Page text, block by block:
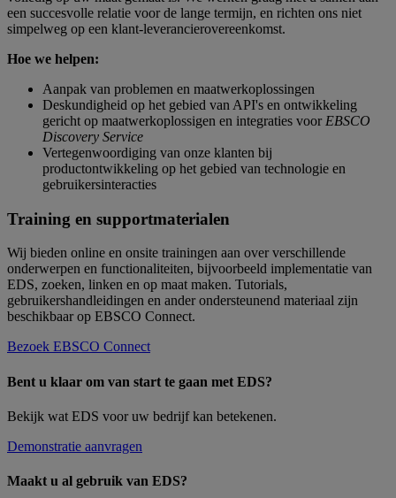
een succesvolle relatie voor de lange termijn, en richten ons niet
simpelweg op een klant-leverancierovereenkomst.
Hoe we helpen:
Aanpak van problemen en maatwerkoplossingen
Deskundigheid op het gebied van API's en ontwikkeling
gericht op maatwerkoplossigen en integraties voor EBSCO
Discovery Service
Vertegenwoordiging van onze klanten bij
productontwikkeling op het gebied van technologie en
gebruikersinteracties
Training en supportmaterialen
Wij bieden online en onsite trainingen aan over verschillende
onderwerpen en functionaliteiten, bijvoorbeeld implementatie van
EDS, zoeken, linken en op maat maken. Tutorials,
gebruikershandleidingen en ander ondersteunend materiaal zijn
beschikbaar op EBSCO Connect.
Bezoek EBSCO Connect
Bent u klaar om van start te gaan met EDS?
Bekijk wat EDS voor uw bedrijf kan betekenen.
Demonstratie aanvragen
Maakt u al gebruik van EDS?